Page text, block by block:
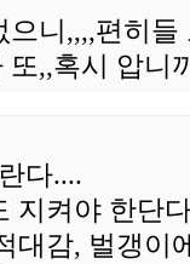
니,,,,편히
,,혹시 압니
다....
지켜야 한단
대감, 벌갱이